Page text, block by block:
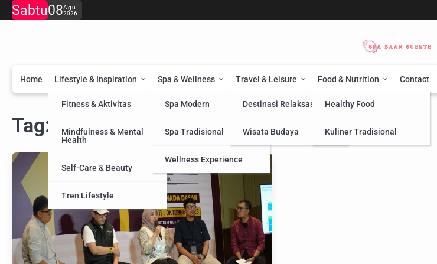
Skip
to
Sabtu08Agu
2026
Home Lifestyle & Inspiration
Fitness & Aktivitas
Mindfulness & Mental
Health
Self-Care & Beauty
Tren Lifestyle
Spa & Wellness
Spa Modern
Spa Tradisional
Wellness Experience
Travel & Leisure
Destinasi Relaksasi
Wisata Budaya
Food & Nutrition
Healthy Food
Kuliner Tradisional
Contact
Tag: Masterclass